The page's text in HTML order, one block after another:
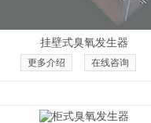
挂壁式臭氧发生器
更多介绍 在线咨询